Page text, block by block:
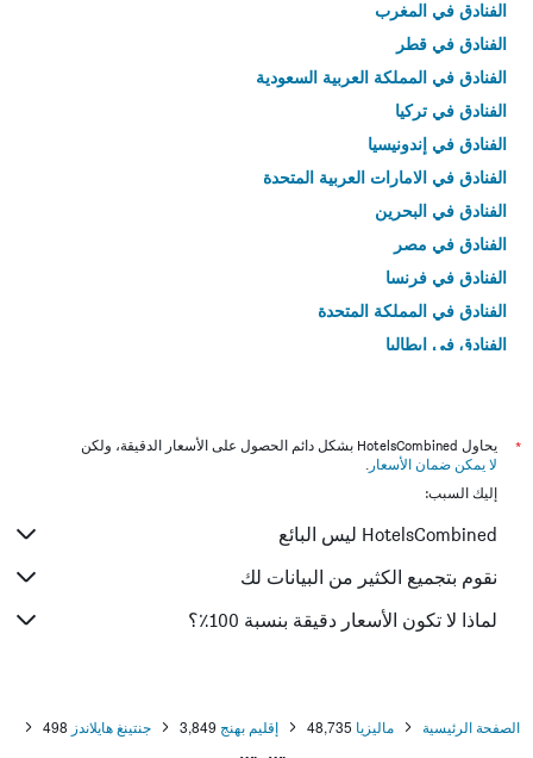
الفنادق في المغرب
الفنادق في قطر
الفنادق في المملكة العربية السعودية
الفنادق في تركيا
الفنادق في إندونيسيا
الفنادق في الامارات العربية المتحدة
الفنادق في البحرين
الفنادق في مصر
الفنادق في فرنسا
الفنادق في المملكة المتحدة
الفنادق في إيطاليا
*
يحاول HotelsCombined بشكل دائم الحصول على الأسعار الدقيقة، ولكن
لا يمكن ضمان الأسعار .
إليك السبب:
HotelsCombined ليس البائع
نقوم بتجميع الكثير من البيانات لك
لماذا لا تكون الأسعار دقيقة بنسبة 100٪؟
الصفحة الرئيسية ماليزيا 48,735 إقليم بهنج 3,849 جنتينغ هايلاندز 498